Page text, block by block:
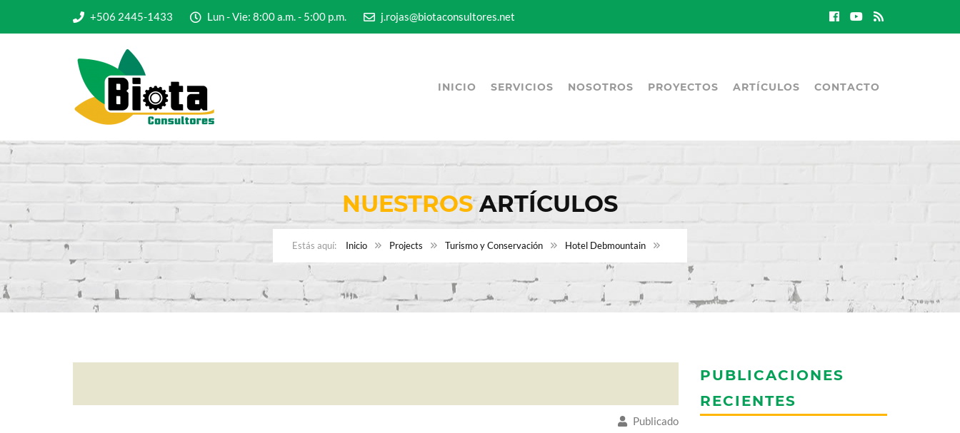
+506 2445-1433 Lun - Vie: 8:00 a.m. - 5:00 p.m. j.rojas@biotaconsultores.net
INICIO SERVICIOS NOSOTROS PROYECTOS ARTÍCULOS CONTACTO
NUESTROSARTÍCULOS
Inicio Projects Turismo y Conservación Hotel Debmountain
Publicado
PUBLICACIONES
RECIENTES